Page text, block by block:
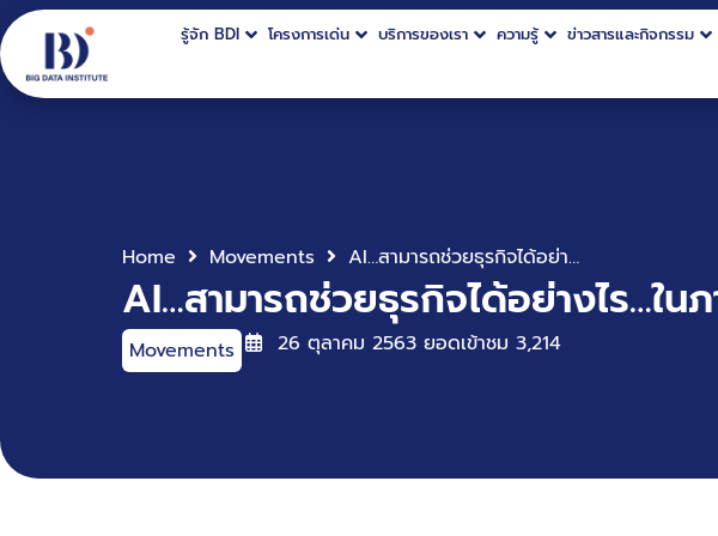
รู้จัก BDI โครงการเด่น บริการของเรา ความรู้ ข่าวสารและกิจกรรม
Home Movements AI…สามารถช่วยธุรกิจได้อย่างไร…ในภาวะถดถอย
AI…สามารถช่วยธุรกิจได้อย่างไร…ใน
Movements 26 ตุลาคม 2563 ยอดเข้าชม 3,214